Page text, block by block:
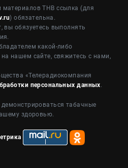
ТНВ ссылка (для
) обязательна.
вы обязуетесь выполнять
какой-либо
нашем сайте, свяжитесь с нами,
«Телерадиокомпания
персональных данных.
табачные
здоровью.